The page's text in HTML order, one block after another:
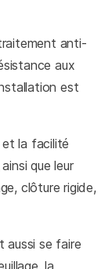
anti-
aux
est
et la facilité
que leur
clôture rigide,
aussi se faire